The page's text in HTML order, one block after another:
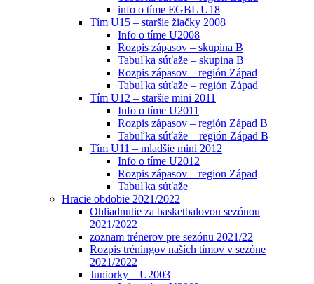
info o tíme EGBL U18
Tím U15 – staršie žiačky 2008
Info o tíme U2008
Rozpis zápasov – skupina B
Tabuľka súťaže – skupina B
Rozpis zápasov – región Západ
Tabuľka súťaže – región Západ
Tím U12 – staršie mini 2011
Info o tíme U2011
Rozpis zápasov – región Západ B
Tabuľka súťaže – región Západ B
Tím U11 – mladšie mini 2012
Info o tíme U2012
Rozpis zápasov – region Západ
Tabuľka súťaže
Hracie obdobie 2021/2022
Ohliadnutie za basketbalovou sezónou
2021/2022
zoznam trénerov pre sezónu 2021/22
Rozpis tréningov naších tímov v sezóne
2021/2022
Juniorky – U2003